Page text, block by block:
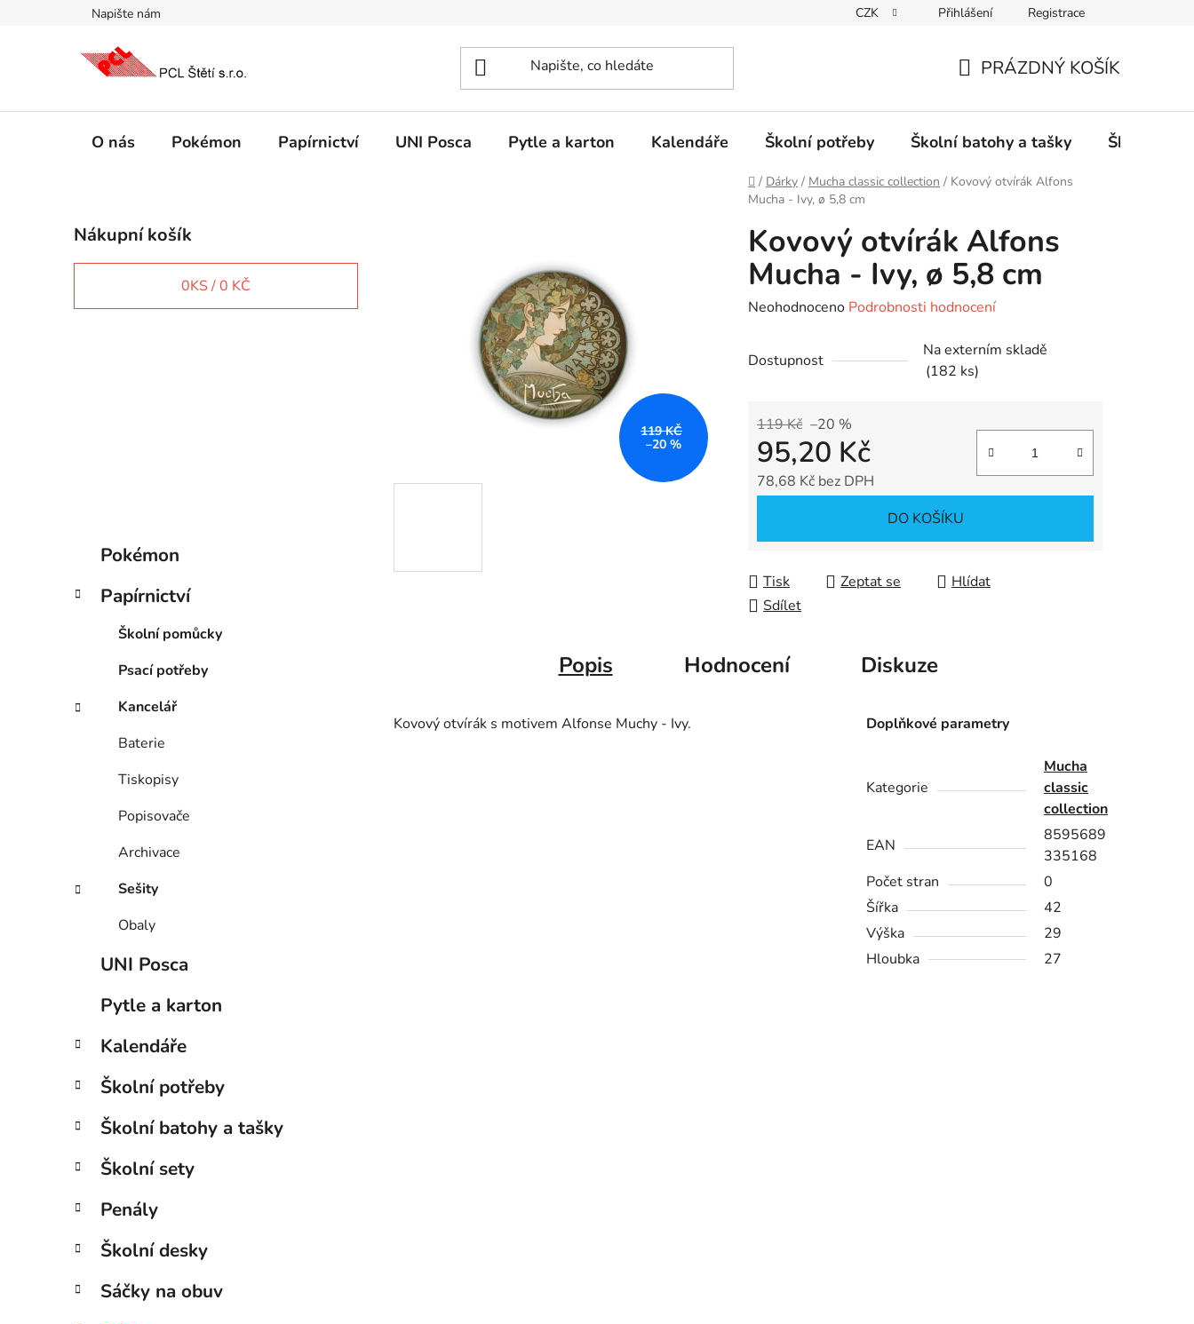
Napište nám CZK Přihlášení Registrace
KOŠÍK
PRÁZDNÝ KOŠÍK
O nás Pokémon Papírnictví UNI Posca Pytle a karton Kalendáře Školní potřeby Školní batohy a tašky Školní sety
Domů
/ Dárky / Mucha classic collection / Kovový otvírák Alfons
Mucha - Ivy, ø 5,8 cm
o
s
r
Nákupní košík
0KS /0 KČ
Přeskočit
kategorie
e
e
Pokémon
Papírnictví
Školní pomůcky
Psací potřeby
Kancelář
Baterie
Tiskopisy
Popisovače
Archivace
Sešity
Obaly
UNI Posca
Pytle a karton
Kalendáře
Školní potřeby
Školní batohy a tašky
Školní sety
Penály
Školní desky
Sáčky na obuv
Kovový otvírák Alfons
Mucha - Ivy, ø 5,8 cm
Průměrné
produktu
hvězdiček.
Neohodnoceno Podrobnosti hodnocení
Dostupnost
Na externím skladě
(182 ks)
119 Kč –20 %
95,20 Kč
78,68 Kč bez DPH
DO KOŠÍKU
Tisk Zeptat se
Hlídat
Sdílet
119 KČ
–20 %
Popis Hodnocení Diskuze
Kovový otvírák s motivem Alfonse Muchy - Ivy. Doplňkové parametry
Kategorie
Mucha
classic
collection
EAN
8595689
335168
Počet stran
0
Šířka
42
Výška
29
Hloubka
27